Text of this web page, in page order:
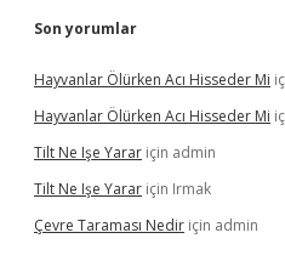
Son yorumlar
Hayvanlar Ölürken Acı Hisseder Mi
Hayvanlar Ölürken Acı Hisseder Mi
Tilt Ne Işe Yarar için admin
Tilt Ne Işe Yarar için Irmak
Çevre Taraması Nedir için admin